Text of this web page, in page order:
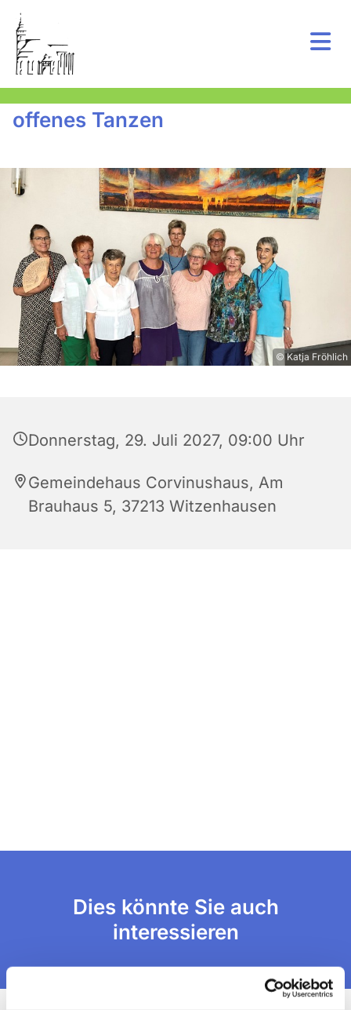
offenes Tanzen
© Katja Fröhlich
Donnerstag, 29. Juli 2027, 09:00 Uhr
Gemeindehaus Corvinushaus, Am
Brauhaus 5, 37213 Witzenhausen
Dies könnte Sie auch
interessieren